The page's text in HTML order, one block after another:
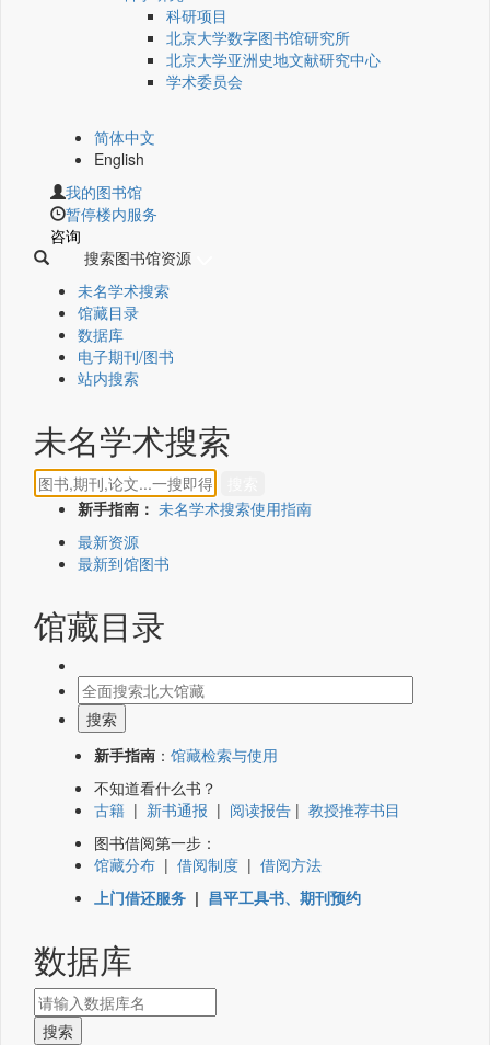
科研项目
北京大学数字图书馆研究所
北京大学亚洲史地文献研究中心
学术委员会
简体中文
English
我的图书馆
暂停楼内服务
咨询
搜索图书馆资源
未名学术搜索
馆藏目录
数据库
电子期刊/图书
站内搜索
未名学术搜索
新手指南： 未名学术搜索使用指南
最新资源
最新到馆图书
馆藏目录
新手指南 ： 馆藏检索与使用
不知道看什么书？
古籍 | 新书通报 | 阅读报告 | 教授推荐书目
图书借阅第一步：
馆藏分布 | 借阅制度 | 借阅方法
上门借还服务 | 昌平工具书、期刊预约
数据库